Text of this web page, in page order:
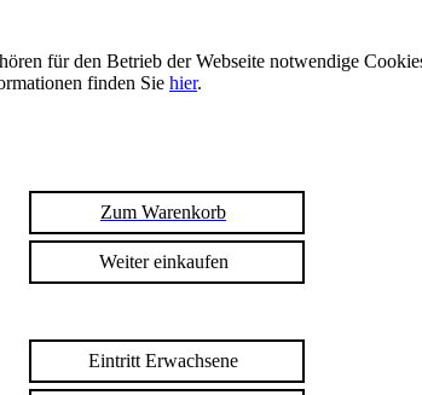
für den Betrieb der Webseite notwendige
finden Sie hier.
Zum Warenkorb
Weiter einkaufen
Eintritt Erwachsene